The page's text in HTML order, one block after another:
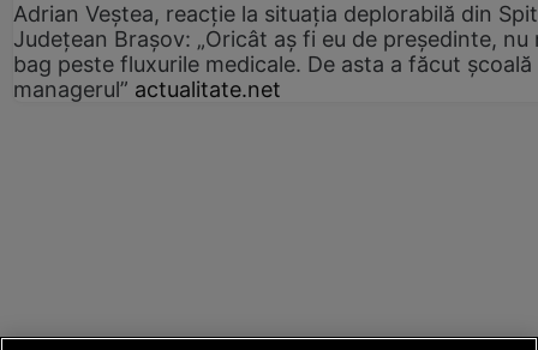
Adrian Veștea, reacție la situația deplorabilă din
Județean Brașov: „Oricât aș fi eu de președinte, nu
bag peste fluxurile medicale. De asta a făcut școală
managerul” actualitate.net